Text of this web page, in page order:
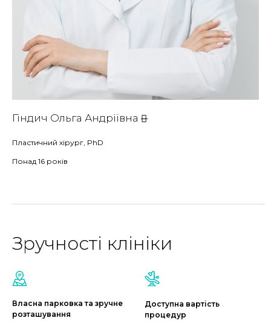
Гіндич Ольга Андріївна
Пластичний хірург, PhD
Понад 16 років
Зручності клініки
Власна парковка та зручне
розташування
Доступна вартість
процедур